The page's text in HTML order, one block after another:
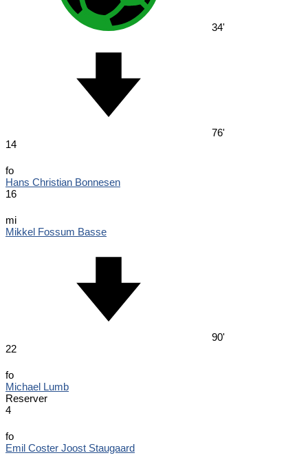
34'
76'
14
fo
Hans Christian Bonnesen
16
mi
Mikkel Fossum Basse
90'
22
fo
Michael Lumb
Reserver
4
fo
Emil Coster Joost Staugaard